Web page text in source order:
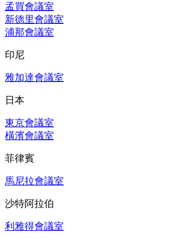
孟買會議室
新德里會議室
浦那會議室
印尼
雅加達會議室
日本
東京會議室
橫濱會議室
菲律賓
馬尼拉會議室
沙特阿拉伯
利雅得會議室